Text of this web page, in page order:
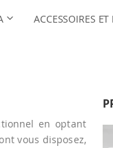
ACCESSOIRES
en optant
vous disposez,